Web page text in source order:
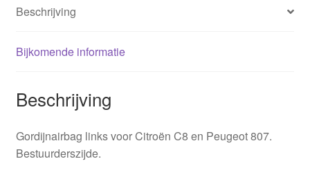
Beschrijving
Bijkomende informatie
Beschrijving
Gordijnairbag links voor Citroën C8 en Peugeot 807.
Bestuurderszijde.